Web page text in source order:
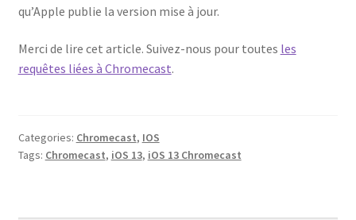
qu’Apple publie la version mise à jour.
Merci de lire cet article. Suivez-nous pour toutes les
requêtes liées à Chromecast.
Categories: Chromecast, IOS
Tags: Chromecast, iOS 13, iOS 13 Chromecast